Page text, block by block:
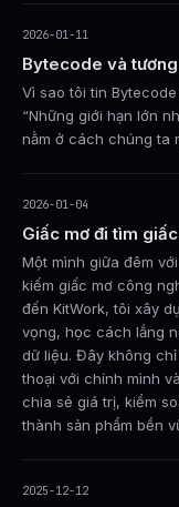
2026-01-11
Bytecode và
Vì sao tôi tin
“Những giới hạn lớn
nằm ở cách chúng ta
2026-01-04
Giấc mơ đi tìm
Một mình giữa đêm
kiếm giấc mơ công
đến KitWork, tôi xây
vọng, học cách lắng
dữ liệu. Đây không
thoại với chính mình
chia sẻ giá trị, kiểm
thành sản phẩm bền
2025-12-12